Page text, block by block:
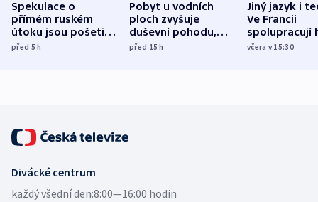
Spekulace o
přímém ruském
útoku jsou pošetilé,
míní estonský
před 5h
Pobyt u vodních
ploch zvyšuje
duševní pohodu,
ukázala
před 15h
Jiný jazyk i
Ve Francii
spolupracují
různých zemí
včera v 15:30
Divácké centrum
každý všední den:8:00—16:00 hodin